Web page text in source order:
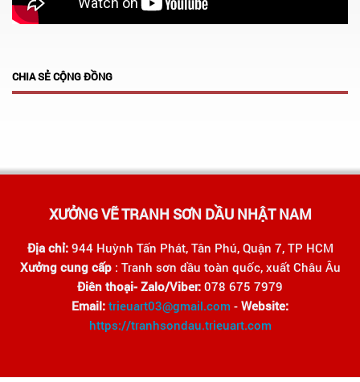
CHIA SẺ CỘNG ĐỒNG
XƯỞNG VẼ TRANH SƠN DẦU NHẬT NAM
Địa chỉ:944 Huỳnh Tấn Phát, Tân Phú, Quận 7, TP HCM
Xưởng cung cấp: Tranh sơn dầu toàn quốc, xuất Châu Âu
Điên thoại- Zalo/Viber: 078 675 7979
Email: trieuart03@gmail.com - Website:
https://tranhsondau.trieuart.com